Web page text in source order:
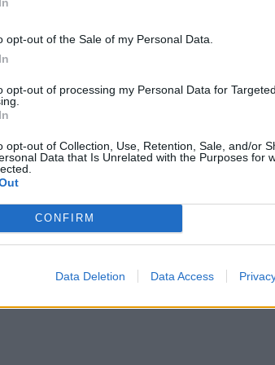
opt-out of the Sale of my Personal Data.
opt-out of processing my Personal Data for Targeted
opt-out of Collection, Use, Retention, Sale, and/or
Data that Is Unrelated with the Purposes for
CONFIRM
Data Deletion Data Access
τους, σαν εργαλεία marketing, η ίδια
να παρουσιάσει αυτήν τη συλλογή, χωρίς
και έξυπνο διαφημιστικό που έχετε
δεν έχει καμία σχέση με τα
παρακάτω και ετοιμαστείτε να